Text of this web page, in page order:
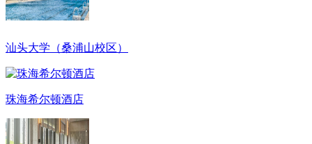
汕头大学（桑浦山校区）
珠海希尔顿酒店